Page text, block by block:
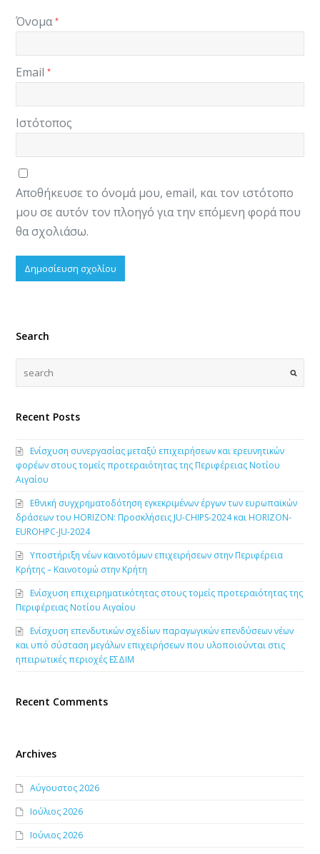
Όνομα*
Email*
Ιστότοπος
Αποθήκευσε το όνομά μου, email, και τον ιστότοπο
μου σε αυτόν τον πλοηγό για την επόμενη φορά που
θα σχολιάσω.
Search
Recent Posts
Ενίσχυση συνεργασίας μεταξύ επιχειρήσεων και ερευνητικών
φορέων στους τομείς προτεραιότητας της Περιφέρειας Νοτίου
Αιγαίου
Εθνική συγχρηματοδότηση εγκεκριμένων έργων των ευρωπαϊκών
δράσεων του HORIZON: Προσκλήσεις JU-CHIPS-2024 και HORIZON-
EUROHPC-JU-2024
Υποστήριξη νέων καινοτόμων επιχειρήσεων στην Περιφέρεια
Κρήτης – Καινοτομώ στην Κρήτη
Ενίσχυση επιχειρηματικότητας στους τομείς προτεραιότητας της
Περιφέρειας Νοτίου Αιγαίου
Ενίσχυση επενδυτικών σχεδίων παραγωγικών επενδύσεων νέων
και υπό σύσταση μεγάλων επιχειρήσεων που υλοποιούνται στις
ηπειρωτικές περιοχές ΕΣΔΙΜ
Recent Comments
Archives
Αύγουστος 2026
Ιούλιος 2026
Ιούνιος 2026